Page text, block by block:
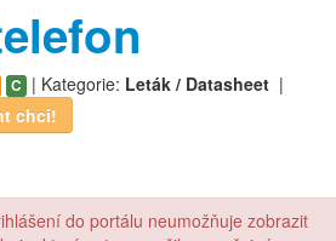
C | Kategorie: Leták / Datasheet|
chci!
do portálu neumožňuje zobrazit